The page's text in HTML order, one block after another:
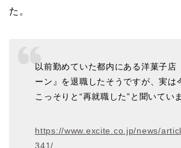
た。
以前勤めていた都内にある洋菓子店
ーン』を退職したそうですが、実は
こっそりと“再就職した”と聞いてい
https://www.excite.co.jp/news/
341/